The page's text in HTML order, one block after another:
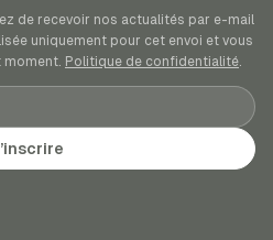
de recevoir nos actualités par e-mail
uniquement pour cet envoi et vous
moment. Politique de confidentialité.